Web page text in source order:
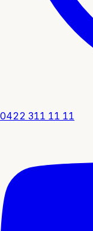
0422 311 11 11